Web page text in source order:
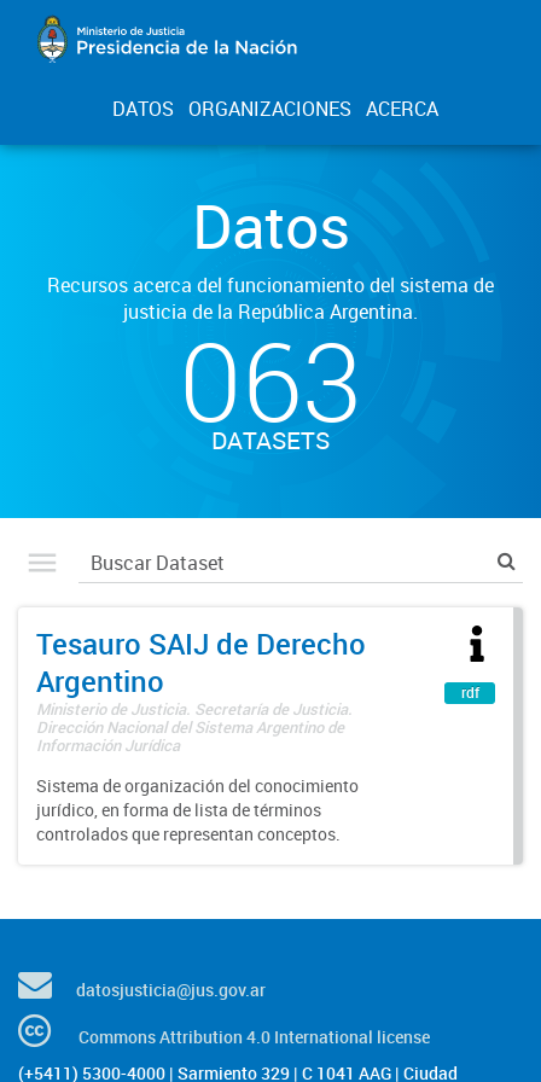
DATOS ORGANIZACIONES ACERCA
Datos
Recursos acerca del funcionamiento del sistema de
justicia de la República Argentina.
063
DATASETS
Tesauro SAIJ de Derecho
Argentino
Ministerio de Justicia. Secretaría de Justicia.
Dirección Nacional del Sistema Argentino de
Información Jurídica
Sistema de organización del conocimiento
jurídico, en forma de lista de términos
controlados que representan conceptos.
rdf
datosjusticia@jus.gov.ar
Commons Attribution 4.0 International license
(+5411) 5300-4000 | Sarmiento 329 | C 1041 AAG | Ciudad